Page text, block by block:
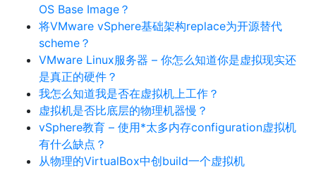
OS Base Image？
将VMware vSphere基础架构replace为开源替代
scheme？
VMware Linux服务器 – 你怎么知道你是虚拟现实还
是真正的硬件？
我怎么知道我是否在虚拟机上工作？
虚拟机是否比底层的物理机器慢？
vSphere教育 – 使用*太多内存configuration虚拟机
有什么缺点？
从物理的VirtualBox中创build一个虚拟机